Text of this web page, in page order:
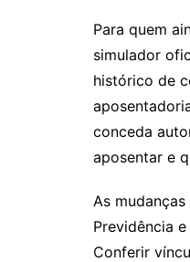
Para quem
simulador
histórico de
conceda
aposentar e
As
Previdência
Conferir